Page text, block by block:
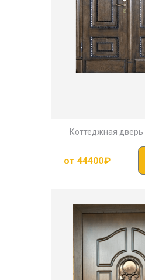
Коттеджная дверь
от 44400₽